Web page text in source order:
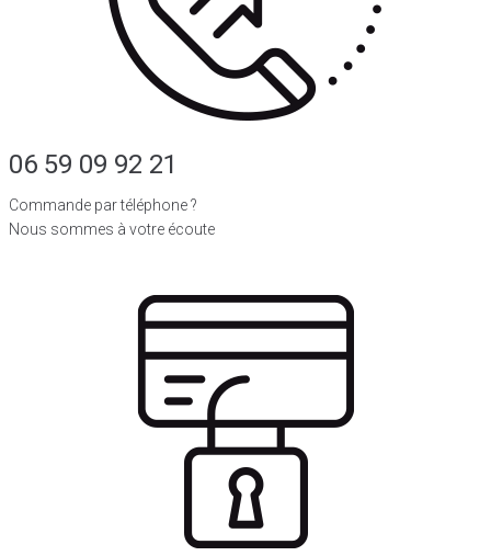
06 59 09 92 21
Commande par téléphone ?
Nous sommes à votre écoute